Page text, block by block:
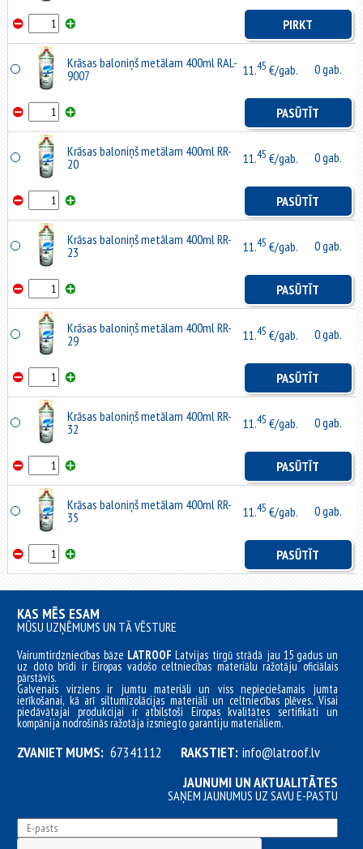
PIRKT
Krāsas baloniņš metālam 400ml RAL-
9007
11.45 €/gab. 0 gab.
PASŪTĪT
Krāsas baloniņš metālam 400ml RR-
20
11.45 €/gab. 0 gab.
PASŪTĪT
Krāsas baloniņš metālam 400ml RR-
23
11.45 €/gab. 0 gab.
PASŪTĪT
Krāsas baloniņš metālam 400ml RR-
29
11.45 €/gab. 0 gab.
PASŪTĪT
Krāsas baloniņš metālam 400ml RR-
32
11.45 €/gab. 0 gab.
PASŪTĪT
Krāsas baloniņš metālam 400ml RR-
35
11.45 €/gab. 0 gab.
PASŪTĪT
KAS MĒS ESAM
MŪSU UZŅĒMUMS UN TĀ VĒSTURE
Vairumtirdzniecības bāze LATROOFLatvijas tirgū strādā jau 15 gadus un
uz doto brīdi ir Eiropas vadošo celtniecības materiālu ražotāju oficiālais
pārstāvis.
Galvenais virziens ir jumtu materiāli un viss nepieciešamais jumta
ierīkošanai, kā arī siltumizolācijas materiāli un celtniecības plēves. Visai
piedāvātajai produkcijai ir atbilstoši Eiropas kvalitātes sertifikāti un
kompānija nodrošinās ražotāja izsniegto garantiju materiāliem.
ZVANIET MUMS: 67341112 RAKSTIET: info@latroof.lv
JAUNUMI UN AKTUALITĀTES
SAŅEM JAUNUMUS UZ SAVU E-PASTU